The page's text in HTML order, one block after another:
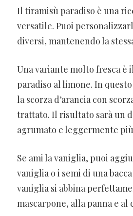
Il tiramisù paradiso è una
versatile. Puoi
diversi, mantenendo la
Una variante molto fresca è
paradiso al limone. In
la scorza d’arancia con
trattato. Il risultato sarà un
agrumato e leggermente
Se ami la vaniglia, puoi
vaniglia o i semi di una
vaniglia si abbina
mascarpone, alla panna e al